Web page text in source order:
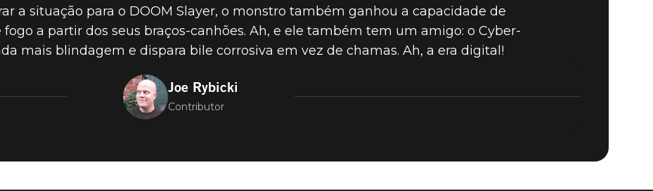
a situação para o DOOM Slayer, o monstro também ganhou a capacidade de
a partir dos seus braços-canhões. Ah, e ele também tem um amigo: o Cyber-
mais blindagem e dispara bile corrosiva em vez de chamas. Ah, a era digital!
Joe Rybicki
Contributor